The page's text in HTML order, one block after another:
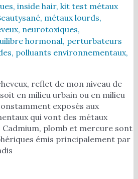
, inside hair, kit test métaux
, métaux lourds,
, neurotoxiques,
hormonal, perturbateurs
, polluants environnementaux,
reflet de mon niveau de
en milieu urbain ou en milieu
exposés aux
qui vont des métaux
Cadmium, plomb et mercure sont
émis principalement par